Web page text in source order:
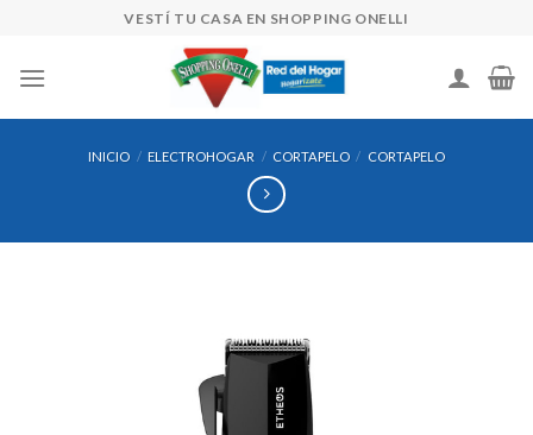
content
VESTÍ TU CASA EN SHOPPING ONELLI
INICIO / ELECTROHOGAR / CORTAPELO / CORTAPELO